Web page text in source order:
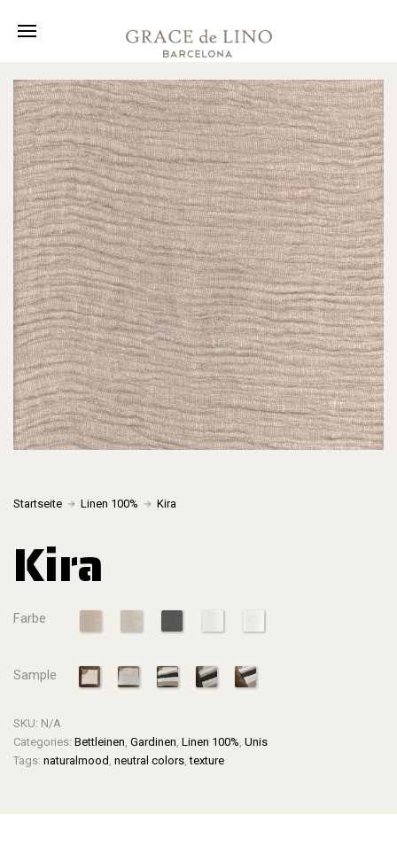
Stoffe
Startseite Linen 100% Kira
Kira
Farbe
Sample
SKU: N/A
Categories: Bettleinen, Gardinen, Linen 100%, Unis
Tags: naturalmood , neutral colors,texture